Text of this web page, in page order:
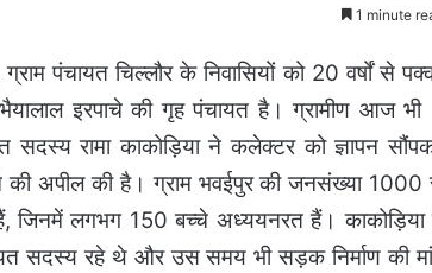
1 minute
पंचायत चिल्लौर के निवासियों को 20 वर्षों से
इरपाचे की गृह पंचायत है। ग्रामीण आज
रामा काकोड़िया ने कलेक्टर को ज्ञापन
की अपील की है। ग्राम भवईपुर की जनसंख्या
जिनमें लगभग 150 बच्चे अध्ययनरत हैं।
सदस्य रहे थे और उस समय भी सड़क निर्माण की